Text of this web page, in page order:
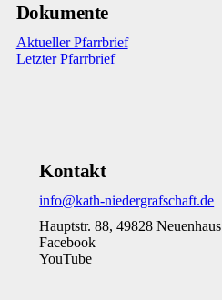
Dokumente
Aktueller Pfarrbrief
Letzter Pfarrbrief
Kontakt
info@kath-niedergrafschaft.de
Hauptstr. 88, 49828 Neuenhaus
Facebook
YouTube